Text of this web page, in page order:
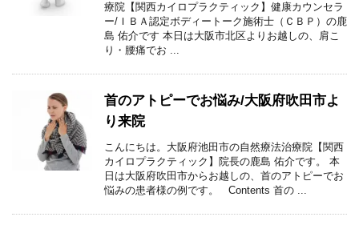
療院【関西カイロプラクティック】健康カウンセラ
ー/ＩＢＡ認定ボディートーク施術士（ＣＢＰ）の鹿
島 佑介です 本日は大阪市北区よりお越しの、肩こ
り・腰痛でお ...
首のアトピーでお悩み/大阪府吹田市よ
り来院
こんにちは。大阪府池田市の自然療法治療院【関西
カイロプラクティック】院長の鹿島 佑介です。 本
日は大阪府吹田市からお越しの、首のアトピーでお
悩みの患者様の例です。 Contents 首の ...